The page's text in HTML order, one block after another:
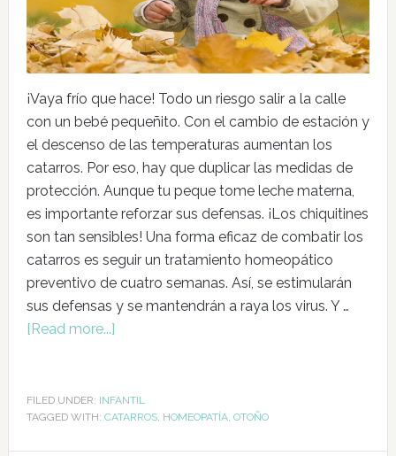
¡Vaya frío que hace! Todo un riesgo salir a la calle
con un bebé pequeñito. Con el cambio de estación y
el descenso de las temperaturas aumentan los
catarros. Por eso, hay que duplicar las medidas de
protección. Aunque tu peque tome leche materna,
es importante reforzar sus defensas. ¡Los chiquitines
son tan sensibles! Una forma eficaz de combatir los
catarros es seguir un tratamiento homeopático
preventivo de cuatro semanas. Así, se estimularán
sus defensas y se mantendrán a raya los virus. Y …
[Read more...]
FILED UNDER: INFANTIL
TAGGED WITH: CATARROS, HOMEOPATÍA, OTOÑO